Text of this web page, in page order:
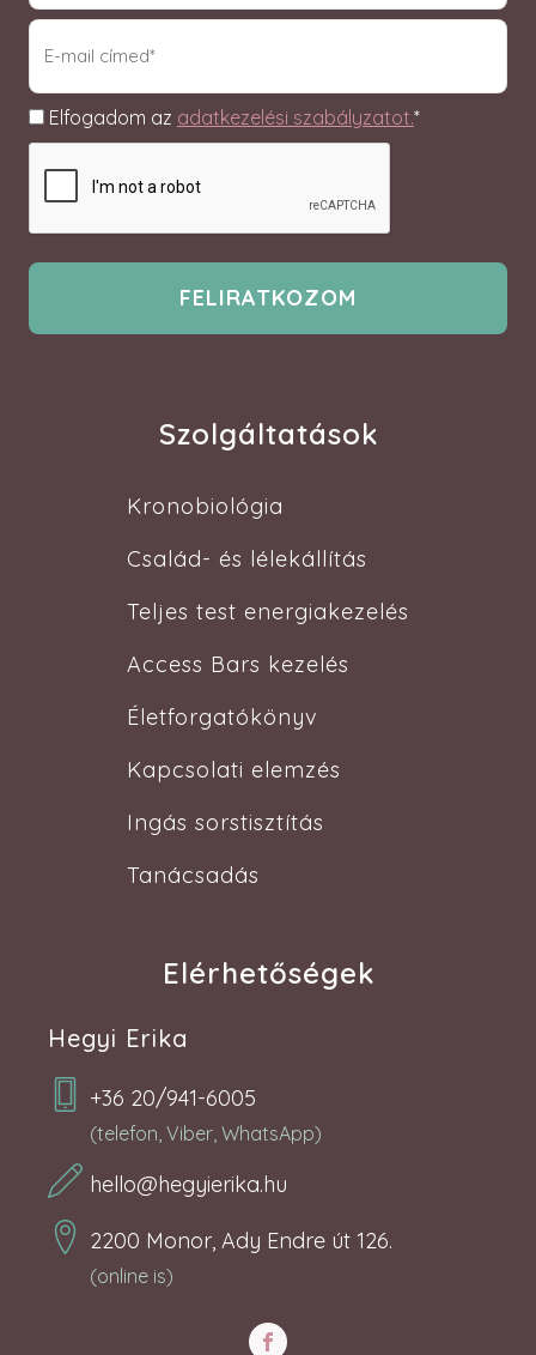
email
(Required)
Adatkezelés
Elfogadom az adatkezelési szabályzatot.*
Szolgáltatások
Kronobiológia
Család- és lélekállítás
Teljes test energiakezelés
Access Bars kezelés
Életforgatókönyv
Kapcsolati elemzés
Ingás sorstisztítás
Tanácsadás
Elérhetőségek
Hegyi Erika
+36 20/941-6005
(telefon, Viber, WhatsApp)
hello@hegyierika.hu
2200 Monor, Ady Endre út 126.
(online is)